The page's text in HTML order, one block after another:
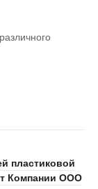
пластиковой
Компании ООО